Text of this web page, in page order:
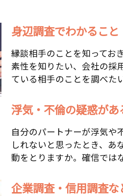
身辺調査でわかること
縁談相手のことを知ってお
素性を知りたい、会社の採
ている相手のことを調べ
浮気・不倫の疑惑が
自分のパートナーが浮気や
しれないと思ったとき、あ
動をとりますか。確信で
企業調査・信用調査